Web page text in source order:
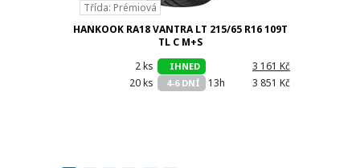
Třída: Prémiová
HANKOOK RA18 VANTRA LT 215/65 R16 109T
TL C M+S
3 161 Kč
IHNED
2 ks
3 851 Kč
13h
4-6 DNÍ
20 ks